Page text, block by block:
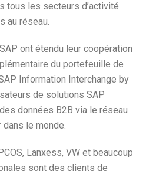
tous les secteurs d’activité
au réseau.
ont étendu leur coopération
du portefeuille de
Information Interchange by
de solutions SAP
données B2B via le réseau
le monde.
Lanxess, VW et beaucoup
sont des clients de